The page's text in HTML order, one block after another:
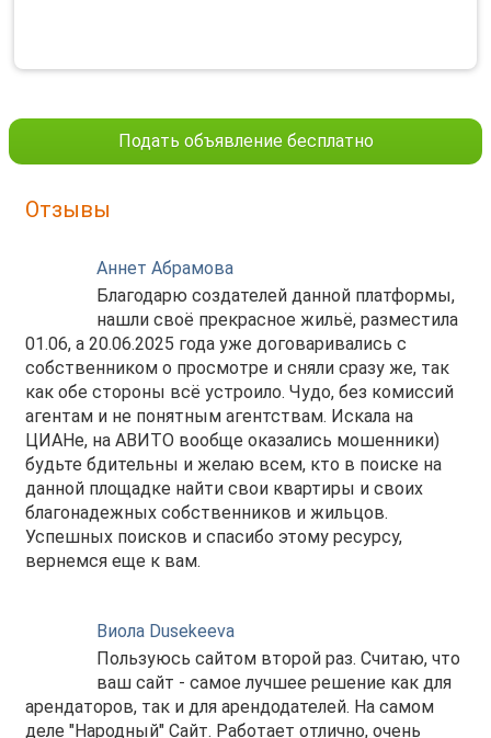
Подать объявление бесплатно
Отзывы
Аннет Абрамова
Благодарю создателей данной платформы,
нашли своё прекрасное жильё, разместила
01.06, а 20.06.2025 года уже договаривались с
собственником о просмотре и сняли сразу же, так
как обе стороны всё устроило. Чудо, без комиссий
агентам и не понятным агентствам. Искала на
ЦИАНе, на АВИТО вообще оказались мошенники)
будьте бдительны и желаю всем, кто в поиске на
данной площадке найти свои квартиры и своих
благонадежных собственников и жильцов.
Успешных поисков и спасибо этому ресурсу,
вернемся еще к вам.
Виола Dusekeeva
Пользуюсь сайтом второй раз. Считаю, что
ваш сайт - самое лучшее решение как для
арендаторов, так и для арендодателей. На самом
деле "Народный" Сайт. Работает отлично, очень